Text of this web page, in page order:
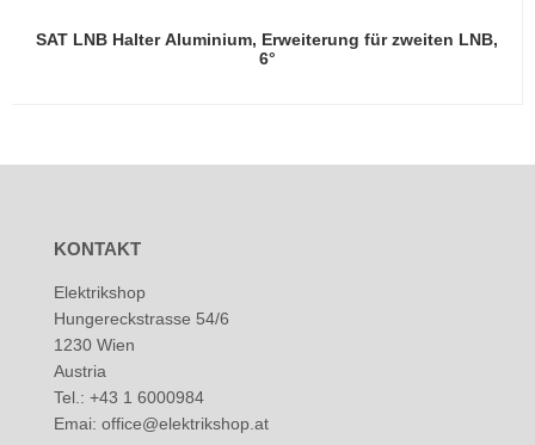
SAT LNB Halter Aluminium, Erweiterung für zweiten LNB,
6°
KONTAKT
Elektrikshop
Hungereckstrasse 54/6
1230 Wien
Austria
Tel.: +43 1 6000984
Emai: office@elektrikshop.at